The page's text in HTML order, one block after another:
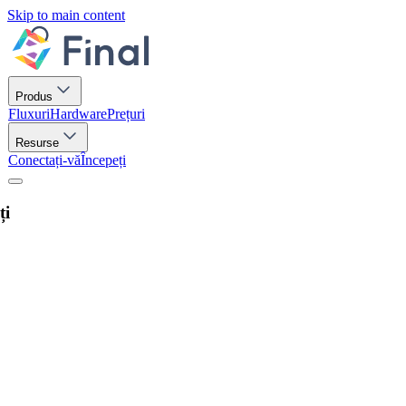
Skip to main content
Produs
FluxuriHardwarePrețuri
Resurse
Conectați-văÎncepeți